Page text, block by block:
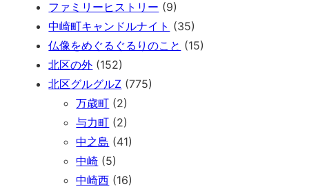
ファミリーヒストリー (9)
中崎町キャンドルナイト (35)
仏像をめぐるぐるりのこと (15)
北区の外 (152)
北区グルグルZ (775)
万歳町 (2)
与力町 (2)
中之島 (41)
中崎 (5)
中崎西 (16)